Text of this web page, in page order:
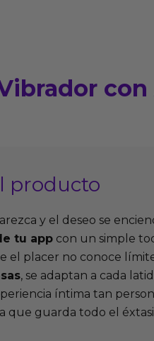
con
producto
y el deseo se
tu app con un simple
el placer no conoce
, se adaptan a cada
íntima tan
que guarda todo el